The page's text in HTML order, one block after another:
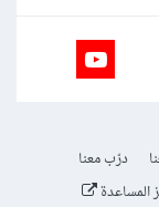
درّب معنا
المساعدة